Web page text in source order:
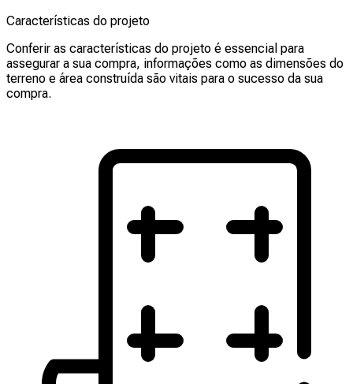
Características do projeto
Conferir as características do projeto é essencial para
assegurar a sua compra, informações como as dimensões do
terreno e área construída são vitais para o sucesso da sua
compra.